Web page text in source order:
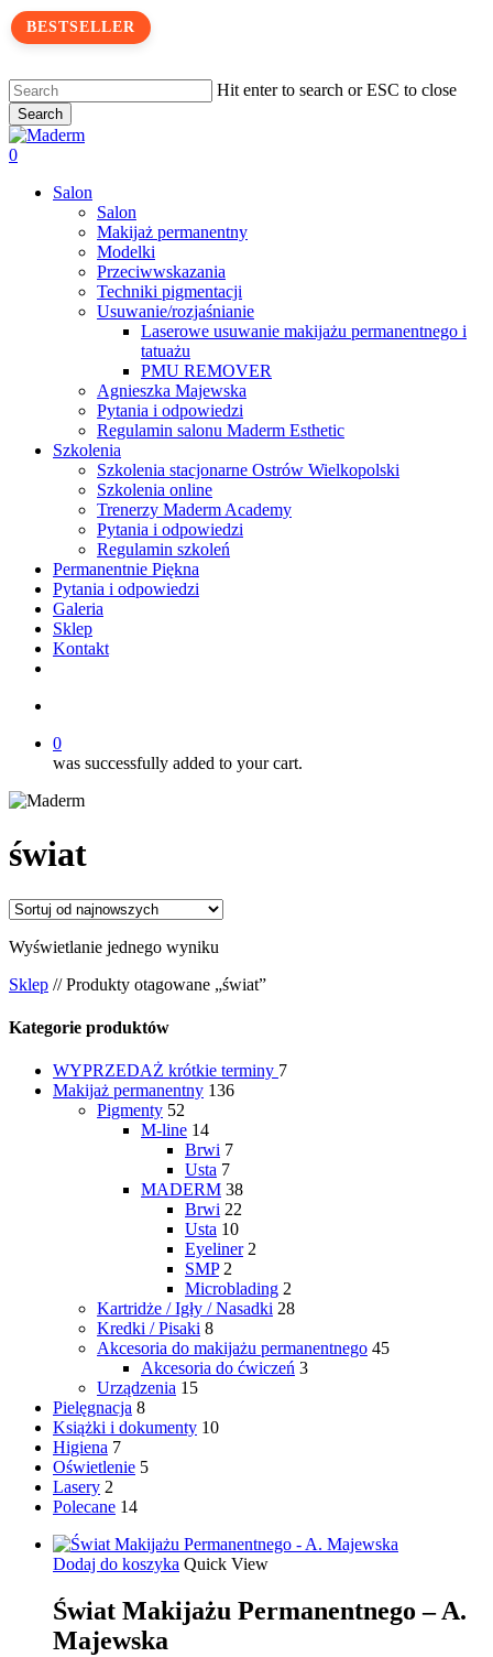
Skip
to
content
Hit enter to search or ESC to close
Search
Close
Search
search
0
Salon
Salon
Makijaż permanentny
Modelki
Przeciwwskazania
Techniki pigmentacji
Usuwanie/rozjaśnianie
Laserowe usuwanie makijażu permanentnego i
tatuażu
PMU REMOVER
Agnieszka Majewska
Pytania i odpowiedzi
Regulamin salonu Maderm Esthetic
Szkolenia
Szkolenia stacjonarne Ostrów Wielkopolski
Szkolenia online
Trenerzy Maderm Academy
Pytania i odpowiedzi
Regulamin szkoleń
Permanentnie Piękna
Pytania i odpowiedzi
Galeria
Sklep
Kontakt
0
was successfully added to your cart.
świat
Wyświetlanie jednego wyniku
Sklep // Produkty otagowane „świat”
Kategorie produktów
WYPRZEDAŻ krótkie terminy 7
Makijaż permanentny 136
Pigmenty 52
M-line 14
Brwi 7
Usta 7
MADERM 38
Brwi 22
Usta 10
Eyeliner 2
SMP 2
Microblading 2
Kartridże / Igły / Nasadki 28
Kredki / Pisaki 8
Akcesoria do makijażu permanentnego 45
Akcesoria do ćwiczeń 3
Urządzenia 15
Pielęgnacja 8
Książki i dokumenty 10
Higiena 7
Oświetlenie 5
Lasery 2
Polecane 14
BESTSELLER
Dodaj do koszyka Quick View
Świat Makijażu Permanentnego – A.
Majewska